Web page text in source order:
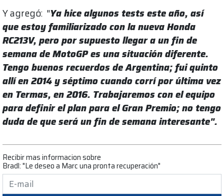
Y agregó: "Ya hice algunos tests este año, así
que estoy familiarizado con la nueva Honda
RC213V, pero por supuesto llegar a un fin de
semana de MotoGP es una situación diferente.
Tengo buenos recuerdos de Argentina; fui quinto
allí en 2014 y séptimo cuando corrí por última vez
en Termas, en 2016. Trabajaremos con el equipo
para definir el plan para el Gran Premio; no tengo
duda de que será un fin de semana interesante".
Recibir mas informacion sobre
Bradl: "Le deseo a Marc una pronta recuperación"